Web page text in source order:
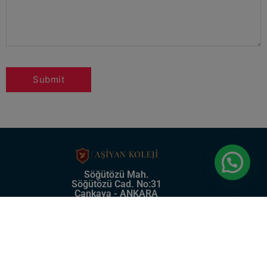
Söğütözü Mah.
Söğütözü Cad. No:31
Çankaya - ANKARA